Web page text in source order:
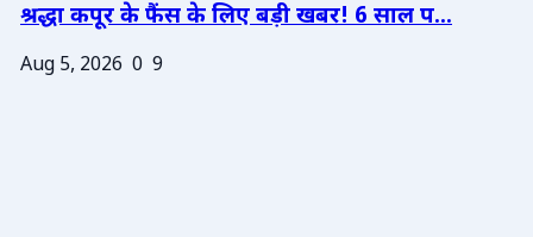
श्रद्धा कपूर के फैंस के लिए बड़ी खबर! 6 साल प...
Aug 5, 2026 0 9